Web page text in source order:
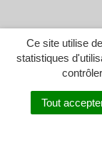
Ce site utilise
statistiques
Tout